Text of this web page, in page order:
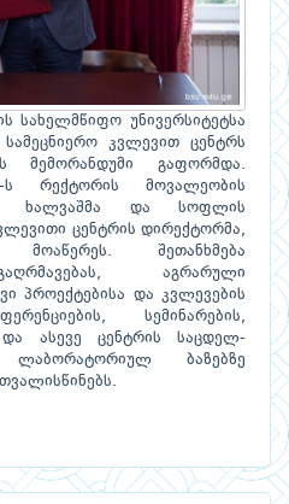
სახელმწიფო უნივერსიტეტსა
კვლევით ცენტრს
მემორანდუმი გაფორმდა.
რექტორის მოვალეობის
ხალვაშმა და სოფლის
ცენტრის დირექტორმა,
შეთანხმება
აგრარული
პროექტებისა და კვლევების
სემინარების,
და ასევე ცენტრის საცდელ-
ბაზებზე